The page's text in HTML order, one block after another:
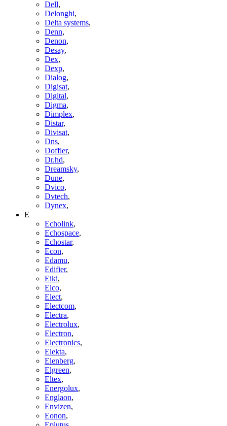
Dell,
Delonghi,
Delta systems,
Denn,
Denon,
Desay,
Dex,
Dexp,
Dialog,
Digisat,
Digital,
Digma,
Dimplex,
Distar,
Divisat,
Dns,
Doffler,
Dr.hd,
Dreamsky,
Dune,
Dvico,
Dvtech,
Dynex,
E
Echolink,
Echospace,
Echostar,
Econ,
Edamu,
Edifier,
Eiki,
Elco,
Elect,
Electcom,
Electra,
Electrolux,
Electron,
Electronics,
Elekta,
Elenberg,
Elgreen,
Eltex,
Energolux,
Englaon,
Envizen,
Eonon,